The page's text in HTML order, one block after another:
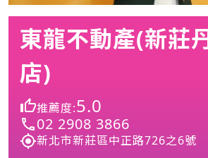
東龍不動產(新莊
店)
推薦度:5.0
02 2908 3866
新北市新莊區中正路726之6號